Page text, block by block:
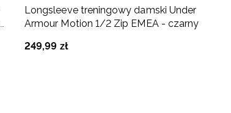
Longsleeve treningowy damski Under
Armour Motion 1/2 Zip EMEA - czarny
249,99 zł